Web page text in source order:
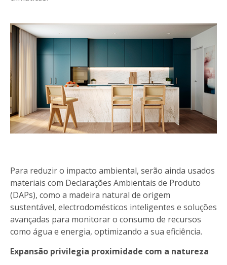
Para reduzir o impacto ambiental, serão ainda usados
materiais com Declarações Ambientais de Produto
(DAPs), como a madeira natural de origem
sustentável, electrodomésticos inteligentes e soluções
avançadas para monitorar o consumo de recursos
como água e energia, optimizando a sua eficiência.
Expansão privilegia proximidade com a natureza